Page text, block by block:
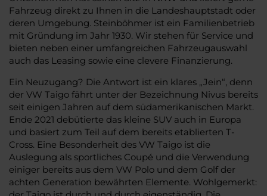
Fahrzeug direkt zu Ihnen in die Landeshauptstadt oder
deren Umgebung. Steinböhmer ist ein Familienbetrieb
mit Gründung im Jahr 1930. Wir stehen für Service und
bieten neben einer umfangreichen Fahrzeugauswahl
auch das Leasing sowie eine clevere Finanzierung.
Ein Neuzugang? Die Antwort ist ein klares „Jein“, denn
der VW Taigo fährt unter der Bezeichnung Nivus bereits
seit einigen Jahren auf dem südamerikanischen Markt.
Ende 2021 debütierte das kleine SUV auch in Europa
und basiert zum Teil auf dem bereits etablierten T-
Cross. Eine Besonderheit des VW Taigo ist die
Auslegung als sportliches Coupé und die Verwendung
einiger bereits aus dem VW Polo und dem Golf der
achten Generation bewährten Elemente. Wohlgemerkt: